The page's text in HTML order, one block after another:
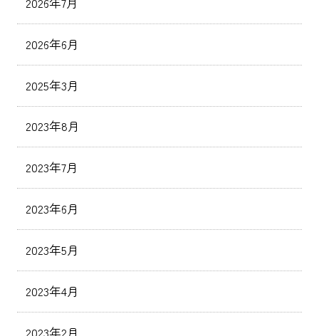
2026年6月
2025年3月
2023年8月
2023年7月
2023年6月
2023年5月
2023年4月
2023年2月